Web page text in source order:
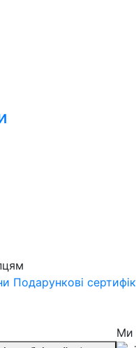
Подарункові
Ми